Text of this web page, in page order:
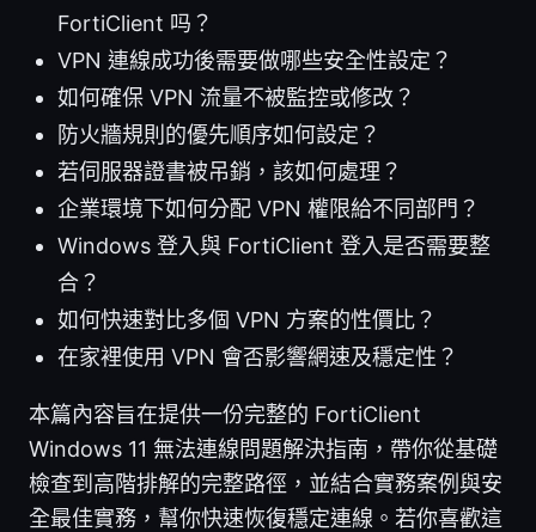
FortiClient 吗？
VPN 連線成功後需要做哪些安全性設定？
如何確保 VPN 流量不被監控或修改？
防火牆規則的優先順序如何設定？
若伺服器證書被吊銷，該如何處理？
企業環境下如何分配 VPN 權限給不同部門？
Windows 登入與 FortiClient 登入是否需要整
合？
如何快速對比多個 VPN 方案的性價比？
在家裡使用 VPN 會否影響網速及穩定性？
本篇內容旨在提供一份完整的 FortiClient
Windows 11 無法連線問題解決指南，帶你從基礎
檢查到高階排解的完整路徑，並結合實務案例與安
全最佳實務，幫你快速恢復穩定連線。若你喜歡這